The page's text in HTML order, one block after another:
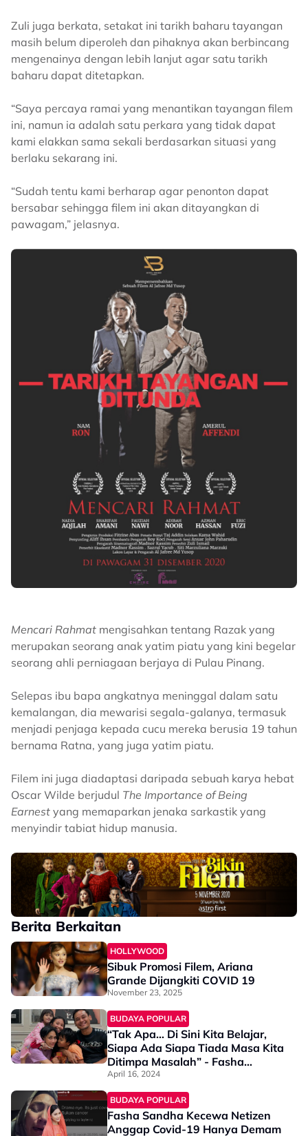
Zuli juga berkata, setakat ini tarikh baharu tayangan
masih belum diperoleh dan pihaknya akan berbincang
mengenainya dengan lebih lanjut agar satu tarikh
baharu dapat ditetapkan.
“Saya percaya ramai yang menantikan tayangan filem
ini, namun ia adalah satu perkara yang tidak dapat
kami elakkan sama sekali berdasarkan situasi yang
berlaku sekarang ini.
“Sudah tentu kami berharap agar penonton dapat
bersabar sehingga filem ini akan ditayangkan di
pawagam,” jelasnya.
Mencari Rahmat mengisahkan tentang Razak yang
merupakan seorang anak yatim piatu yang kini begelar
seorang ahli perniagaan berjaya di Pulau Pinang.
Selepas ibu bapa angkatnya meninggal dalam satu
kemalangan, dia mewarisi segala-galanya, termasuk
menjadi penjaga kepada cucu mereka berusia 19 tahun
bernama Ratna, yang juga yatim piatu.
Filem ini juga diadaptasi daripada sebuah karya hebat
Oscar Wilde berjudul The Importance of Being
Earnest yang memaparkan jenaka sarkastik yang
menyindir tabiat hidup manusia.
Berita Berkaitan
HOLLYWOOD
Sibuk Promosi Filem, Ariana
Grande Dijangkiti COVID 19
November 23, 2025
BUDAYA POPULAR
“Tak Apa… Di Sini Kita Belajar,
Siapa Ada Siapa Tiada Masa Kita
Ditimpa Masalah” - Fasha
Sandha
April 16, 2024
BUDAYA POPULAR
Fasha Sandha Kecewa Netizen
Anggap Covid-19 Hanya Demam